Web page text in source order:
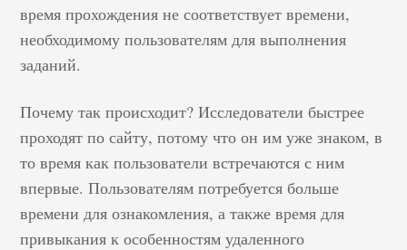
время прохождения не соответствует времени,
необходимому пользователям для выполнения
заданий.
Почему так происходит? Исследователи быстрее
проходят по сайту, потому что он им уже знаком, в
то время как пользователи встречаются с ним
впервые. Пользователям потребуется больше
времени для ознакомления, а также время для
привыкания к особенностям удаленного